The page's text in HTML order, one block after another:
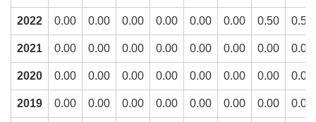
2022 0.00 0.00 0.00 0.00 0.00 0.00 0.50 0.50
2021 0.00 0.00 0.00 0.00 0.00 0.00 0.00 0.00
2020 0.00 0.00 0.00 0.00 0.00 0.00 0.00 0.00
2019 0.00 0.00 0.00 0.00 0.00 0.00 0.00 0.00